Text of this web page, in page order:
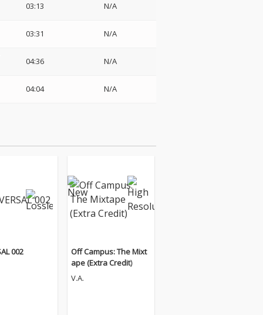
03:13 N/A
03:31 N/A
04:36 N/A
04:04 N/A
002
Off Campus: The Mixt
ape (Extra Credit)
V.A.